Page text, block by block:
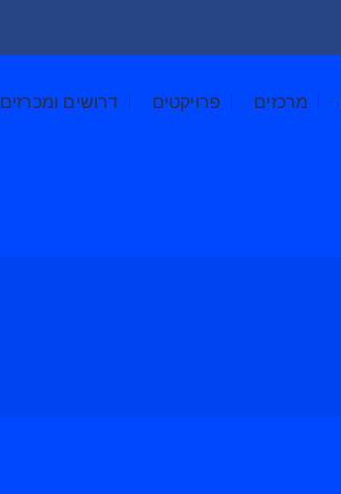
מרכזים פרויקטים דרושים ומכרזים